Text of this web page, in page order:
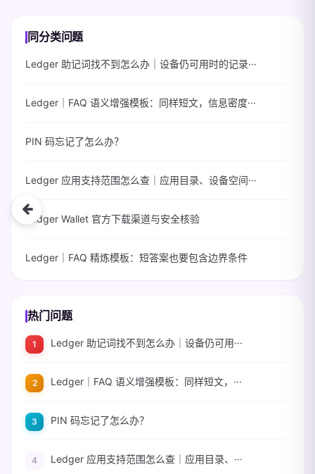
同分类问题
Ledger 助记词找不到怎么办｜设备仍可用时的记录···
Ledger｜FAQ 语义增强模板：同样短文，信息密度···
PIN 码忘记了怎么办？
Ledger 应用支持范围怎么查｜应用目录、设备空间···
Ledger Wallet 官方下载渠道与安全核验
Ledger｜FAQ 精炼模板：短答案也要包含边界条件
热门问题
Ledger 助记词找不到怎么办｜设备仍可用···
Ledger｜FAQ 语义增强模板：同样短文，···
PIN 码忘记了怎么办？
Ledger 应用支持范围怎么查｜应用目录、···